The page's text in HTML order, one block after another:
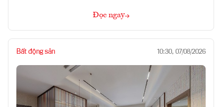
Đọc ngay
Bất động sản 10:30, 07/08/2026